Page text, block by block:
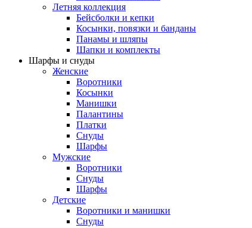
Летняя коллекция
Бейсболки и кепки
Косынки, повязки и банданы
Панамы и шляпы
Шапки и комплекты
Шарфы и снуды
Женские
Воротники
Косынки
Манишки
Палантины
Платки
Снуды
Шарфы
Мужские
Воротники
Снуды
Шарфы
Детские
Воротники и манишки
Снуды